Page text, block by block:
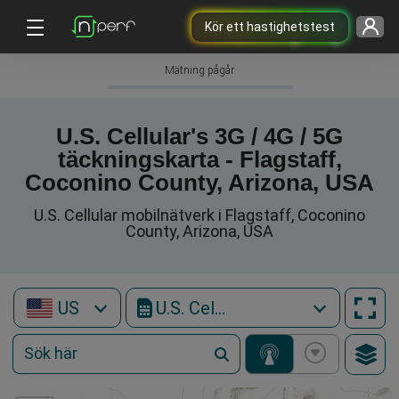
Kör ett hastighetstest
Mätning pågår
U.S. Cellular's 3G / 4G / 5G
täckningskarta - Flagstaff,
Coconino County, Arizona, USA
U.S. Cellular mobilnätverk i Flagstaff, Coconino
County, Arizona, USA
US U.S. Cellular